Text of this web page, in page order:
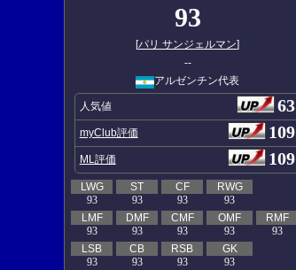
93
[パリ サンジェルマン]
--
アルゼンチン代表
人気値 63
myClub評価 109
ML評価 109
LWG
93
ST
93
CF
93
RWG
93
LMF
93
DMF
93
CMF
93
OMF
93
RMF
93
LSB
93
CB
93
RSB
93
GK
93